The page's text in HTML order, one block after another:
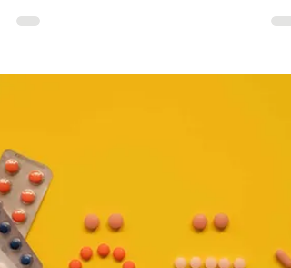
dell'auto
se guidare con l'ansia può essere un semplice
modo significativo la loro vita. Tuttavia
l'ansia nella guida è possibile con diversi
approcci, tecniche e trattamenti.